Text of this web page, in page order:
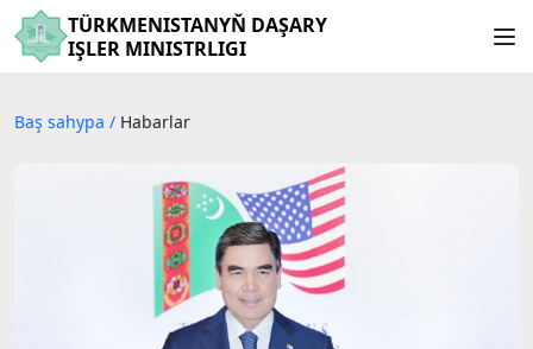
TÜRKMENISTANYŇ DAŞARY
IŞLER MINISTRLIGI
Baş sahypa / Habarlar